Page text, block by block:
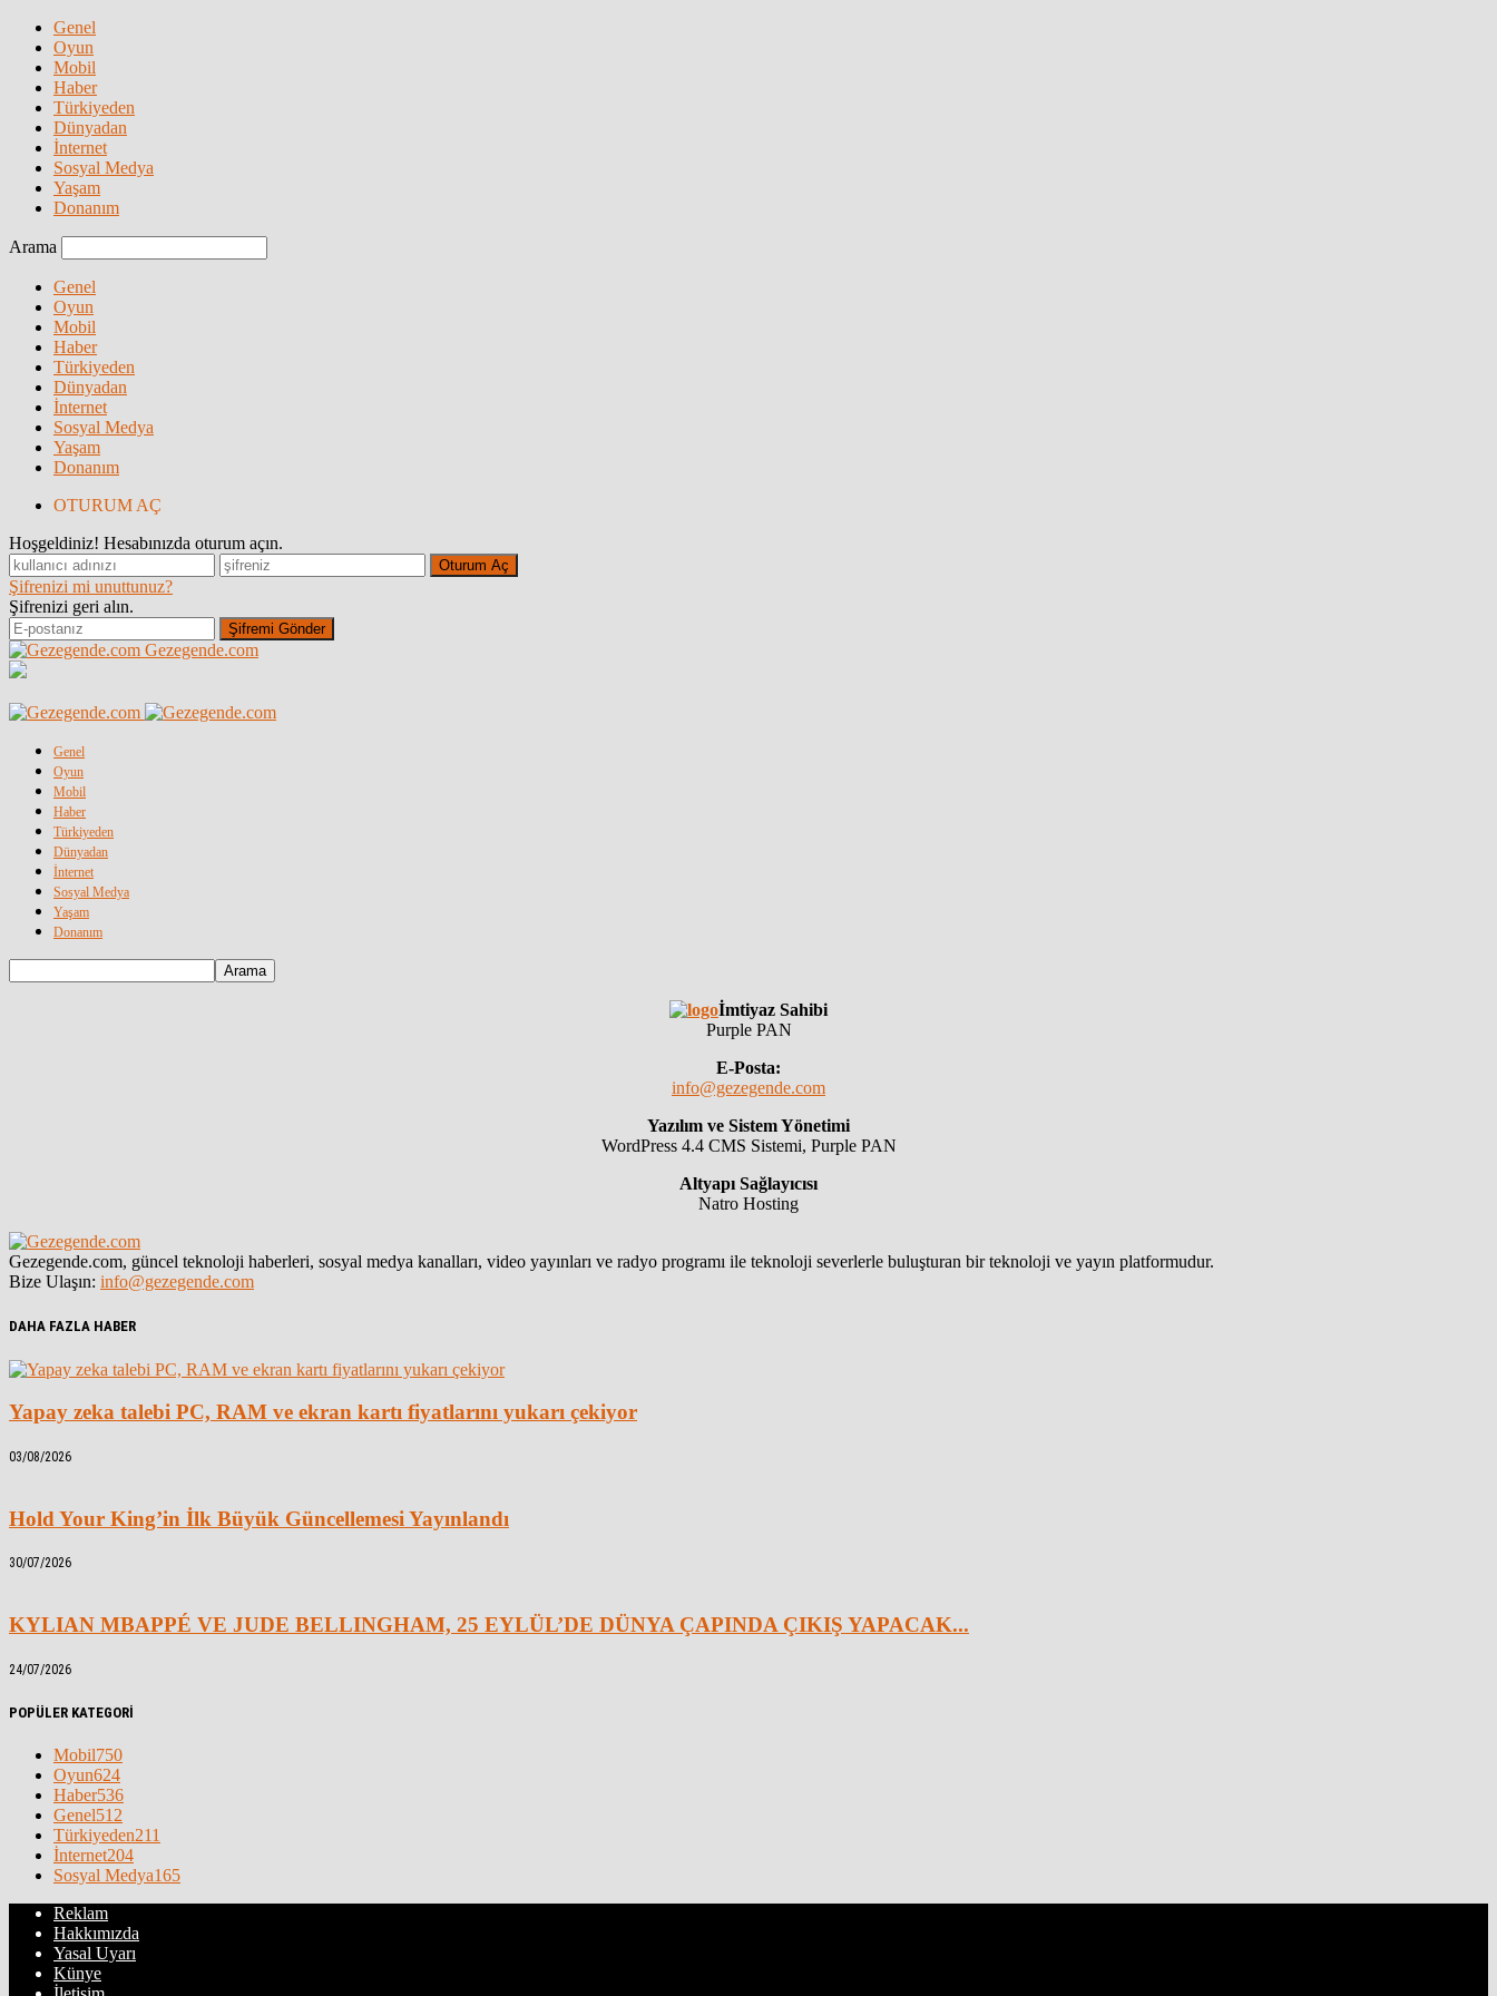
Genel
Oyun
Mobil
Haber
Türkiyeden
Dünyadan
İnternet
Sosyal Medya
Yaşam
Donanım
Arama
Genel
Oyun
Mobil
Haber
Türkiyeden
Dünyadan
İnternet
Sosyal Medya
Yaşam
Donanım
OTURUM AÇ
Hoşgeldiniz! Hesabınızda oturum açın.
Şifrenizi mi unuttunuz?
Şifrenizi geri alın.
Gezegende.com
Genel
Oyun
Mobil
Haber
Türkiyeden
Dünyadan
İnternet
Sosyal Medya
Yaşam
Donanım
İmtiyaz Sahibi
Purple PAN
E-Posta:
info@gezegende.com
Yazılım ve Sistem Yönetimi
WordPress 4.4 CMS Sistemi, Purple PAN
Altyapı Sağlayıcısı
Natro Hosting
Gezegende.com, güncel teknoloji haberleri, sosyal medya kanalları, video yayınları ve radyo programı ile teknoloji severlerle buluşturan bir teknoloji ve yayın platformudur.
Bize Ulaşın: info@gezegende.com
DAHA FAZLA HABER
Yapay zeka talebi PC, RAM ve ekran kartı fiyatlarını yukarı çekiyor
03/08/2026
Hold Your King’in İlk Büyük Güncellemesi Yayınlandı
30/07/2026
KYLIAN MBAPPÉ VE JUDE BELLINGHAM, 25 EYLÜL’DE DÜNYA ÇAPINDA ÇIKIŞ YAPACAK...
24/07/2026
POPÜLER KATEGORİ
Mobil750
Oyun624
Haber536
Genel512
Türkiyeden211
İnternet204
Sosyal Medya165
Reklam
Hakkımızda
Yasal Uyarı
Künye